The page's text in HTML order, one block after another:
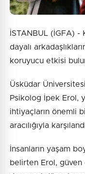
İSTANBUL (İGFA) -
dayalı
koruyucu etkisi
Üsküdar
Psikolog İpek Erol,
ihtiyaçların önemli
aracılığıyla
İnsanların yaşam
belirten Erol, güven